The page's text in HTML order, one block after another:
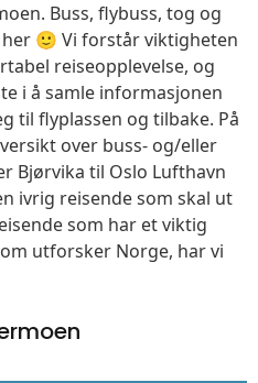
Buss, flybuss, tog og
🙂 Vi forstår viktigheten
reiseopplevelse, og
i å samle informasjonen
til flyplassen og tilbake. På
over buss- og/eller
Bjørvika til Oslo Lufthavn
ivrig reisende som skal ut
som har et viktig
utforsker Norge, har vi